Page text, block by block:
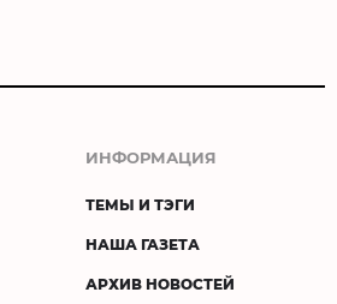
ИНФОРМАЦИЯ
ТЕМЫ И ТЭГИ
НАША ГАЗЕТА
АРХИВ НОВОСТЕЙ